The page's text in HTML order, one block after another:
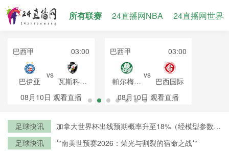
所有联赛 24直播网NBA 24直播网世界
巴西甲 03:00
巴伊亚
vs
瓦斯科达
伽马
08月10日 观看直播
巴西甲 03:00
帕尔梅拉
斯
vs
巴西国际
08月10日 观看直播
足球快讯
加拿大世界杯出线预期概率升至18%（经模型参数修
足球快讯
**南美世预赛2026：荣光与割裂的宿命之战**